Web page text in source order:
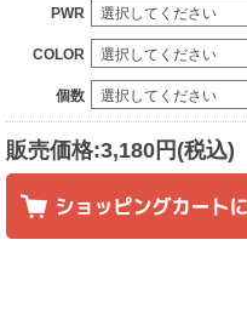
PWR
COLOR
個数
販売価格:3,180円(税込)